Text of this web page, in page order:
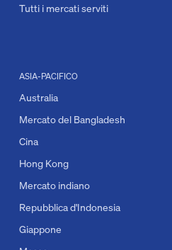
Tutti i mercati serviti
ASIA-PACIFICO
Australia
Mercato del Bangladesh
Cina
Hong Kong
Mercato indiano
Repubblica d'Indonesia
Giappone